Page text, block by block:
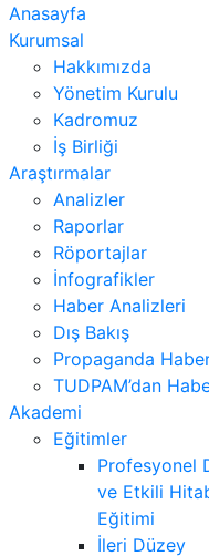
Anasayfa
Kurumsal
Hakkımızda
Yönetim Kurulu
Kadromuz
İş Birliği
Araştırmalar
Analizler
Raporlar
Röportajlar
İnfografikler
Haber Analizleri
Dış Bakış
Propaganda
TUDPAM’dan
Akademi
Eğitimler
Profesyonel
ve Etkili
Eğitimi
İleri Düzey